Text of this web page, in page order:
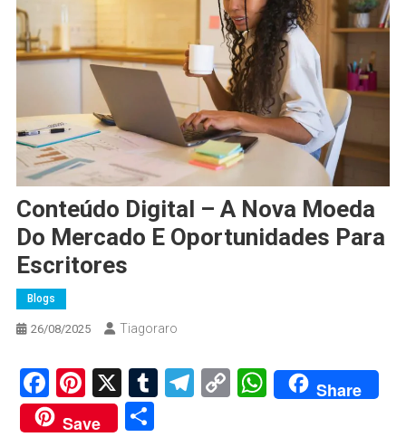
Conteúdo Digital – A Nova Moeda
Do Mercado E Oportunidades Para
Escritores
Blogs
26/08/2025 Tiagoraro
Facebook
Pinterest
X Tumblr
Telegram
CopyWhatsApp
Share
Save
Share